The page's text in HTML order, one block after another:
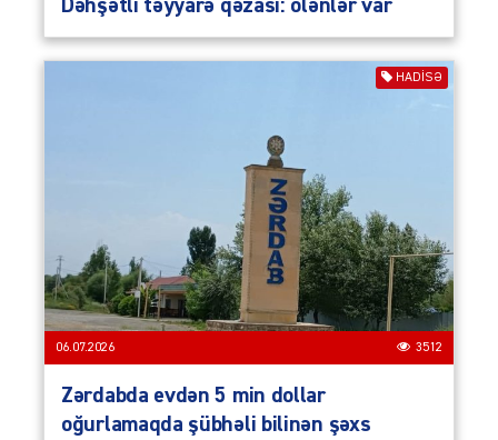
Dəhşətli təyyarə qəzası: ölənlər var
HADISƏ
06.07.2026 3512
Zərdabda evdən 5 min dollar
oğurlamaqda şübhəli bilinən şəxs